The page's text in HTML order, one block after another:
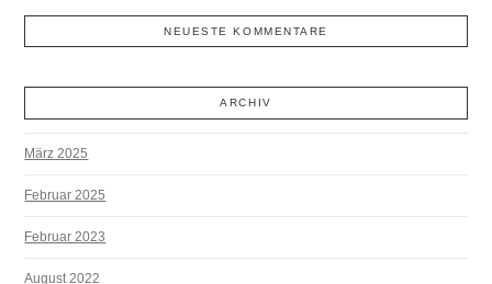
NEUESTE KOMMENTARE
ARCHIV
März 2025
Februar 2025
Februar 2023
August 2022